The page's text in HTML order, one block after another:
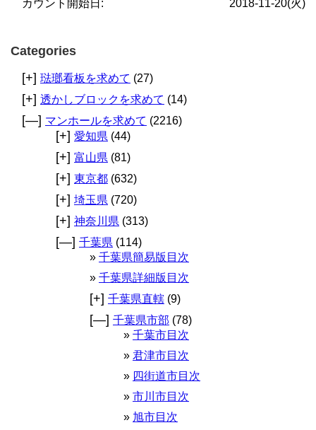
2018-11-20(火)
カウント開始日:
Categories
[+] 琺瑯看板を求めて (27)
[+] 透かしブロックを求めて (14)
[—] マンホールを求めて (2216)
[+] 愛知県 (44)
[+] 富山県 (81)
[+] 東京都 (632)
[+] 埼玉県 (720)
[+] 神奈川県 (313)
[—] 千葉県 (114)
千葉県簡易版目次
千葉県詳細版目次
[+] 千葉県直轄 (9)
[—] 千葉県市部 (78)
千葉市目次
君津市目次
四街道市目次
市川市目次
旭市目次